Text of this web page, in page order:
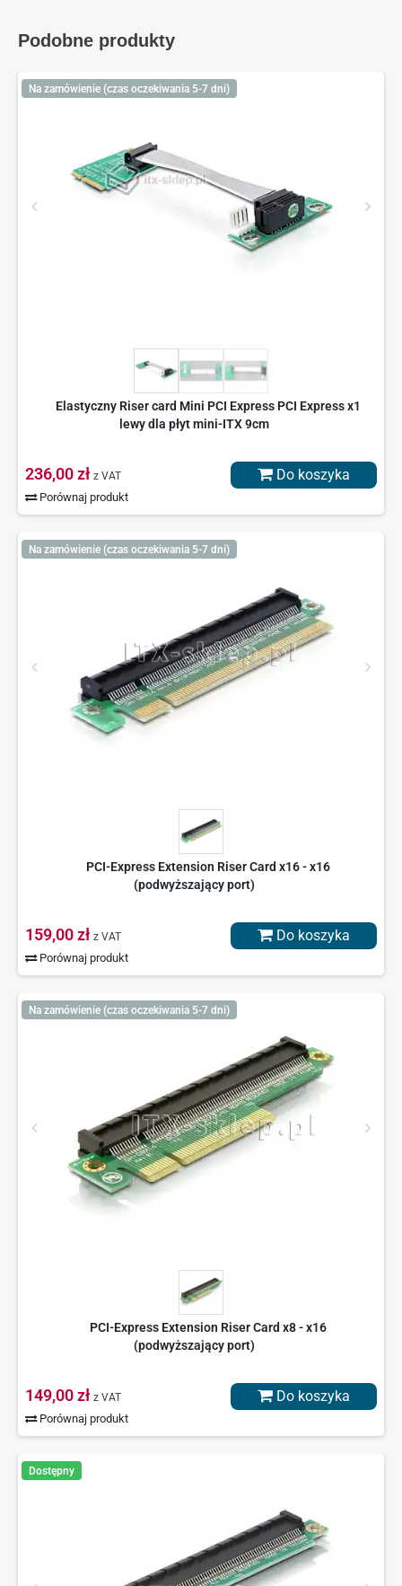
Podobne produkty
Na zamówienie (czas oczekiwania 5-7 dni)
Elastyczny Riser card Mini PCI Express PCI Express x1
lewy dla płyt mini-ITX 9cm
236,00 zł z VAT
Porównaj produkt
Do koszyka
Na zamówienie (czas oczekiwania 5-7 dni)
PCI-Express Extension Riser Card x16 - x16
(podwyższający port)
159,00 zł z VAT
Porównaj produkt
Do koszyka
Na zamówienie (czas oczekiwania 5-7 dni)
PCI-Express Extension Riser Card x8 - x16
(podwyższający port)
149,00 zł z VAT
Porównaj produkt
Do koszyka
Dostępny